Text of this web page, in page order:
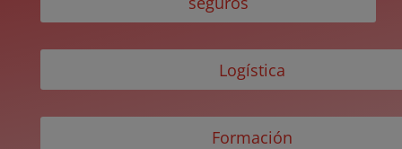
Logística
Formación